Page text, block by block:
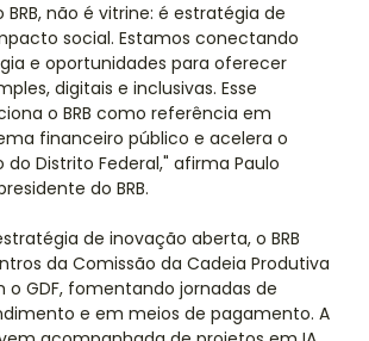
não é vitrine: é estratégia de
social. Estamos conectando
e oportunidades para oferecer
digitais e inclusivas. Esse
o BRB como referência em
financeiro público e acelera o
Distrito Federal," afirma Paulo
do BRB.
de inovação aberta, o BRB
da Comissão da Cadeia Produtiva
GDF, fomentando jornadas de
e em meios de pagamento. A